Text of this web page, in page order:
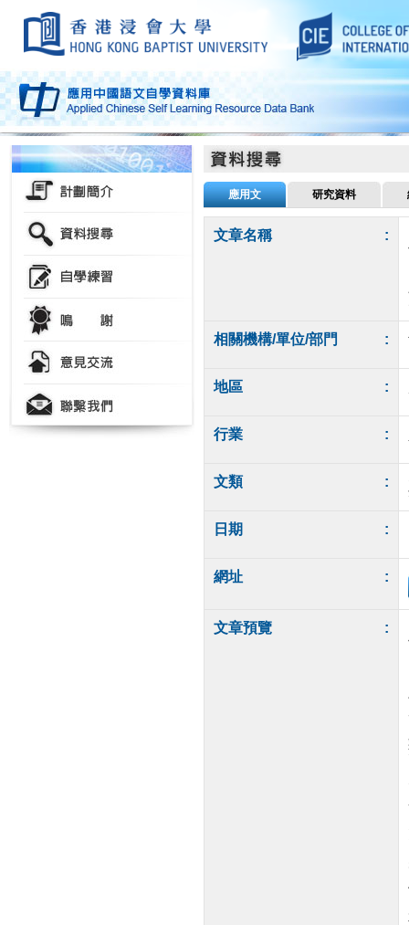
應用文 研究資料
文章名稱 :
相關機構/單位/部門 :
地區 :
行業 :
文類 :
日期 :
網址 :
文章預覽 :